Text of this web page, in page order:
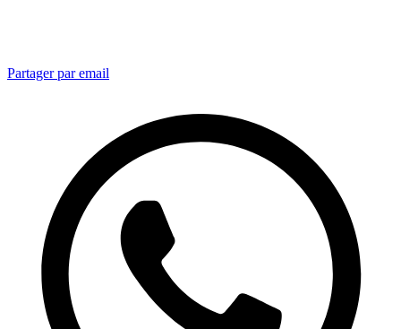
Partager par email